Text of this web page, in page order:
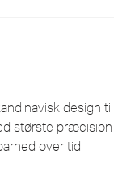
design
største
over tid.